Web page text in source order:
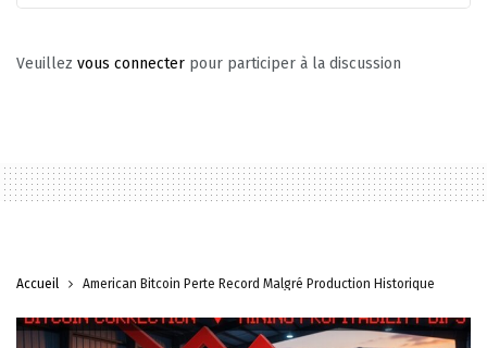
Veuillez vous connecter pour participer à la discussion
Accueil American Bitcoin Perte Record Malgré Production Historique